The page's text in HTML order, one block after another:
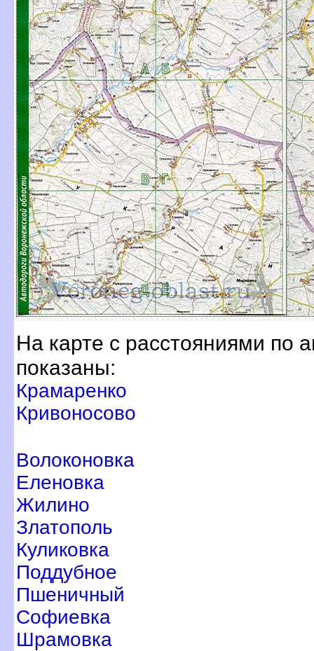
На карте с расстояниями по
показаны:
Крамаренко
Кривоносово
олоконовка
Еленовка
Жилино
Златополь
Куликовка
Поддубное
Пшеничный
Софиевка
Шрамовка